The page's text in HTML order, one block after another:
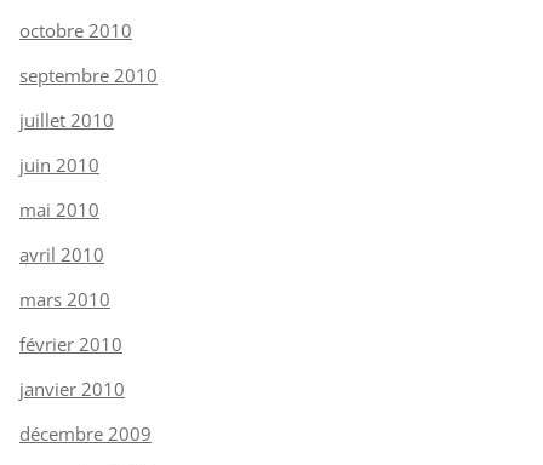
octobre 2010
septembre 2010
juillet 2010
juin 2010
mai 2010
avril 2010
mars 2010
février 2010
janvier 2010
décembre 2009